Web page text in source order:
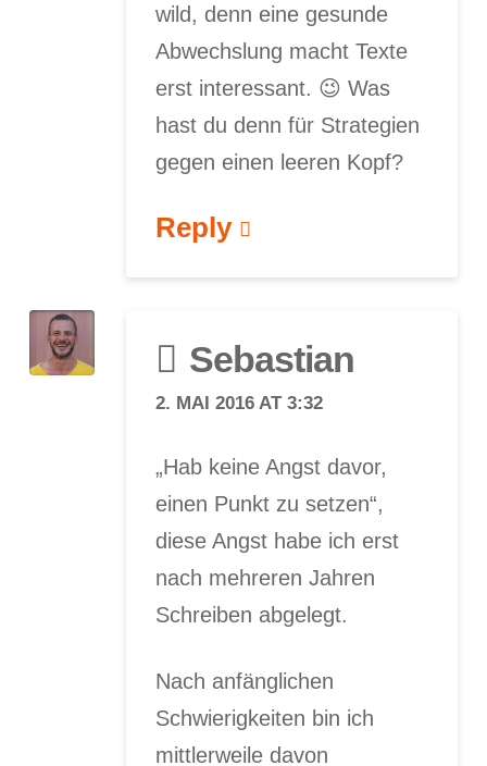
wild, denn eine gesunde
Abwechslung macht Texte
erst interessant. 😉 Was
hast du denn für Strategien
gegen einen leeren Kopf?
Reply
Sebastian
2. MAI 2016 AT 3:32
„Hab keine Angst davor,
einen Punkt zu setzen“,
diese Angst habe ich erst
nach mehreren Jahren
Schreiben abgelegt.
Nach anfänglichen
Schwierigkeiten bin ich
mittlerweile davon